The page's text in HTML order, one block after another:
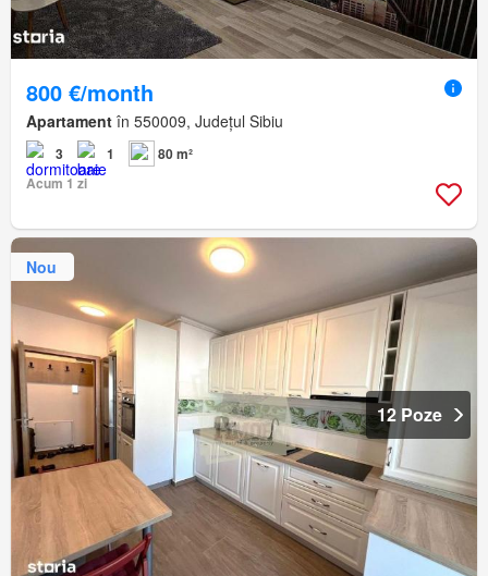
800 €/month
Apartament în 550009, Județul Sibiu
3 1
80 m²
Acum 1 zi
Nou
12 Poze